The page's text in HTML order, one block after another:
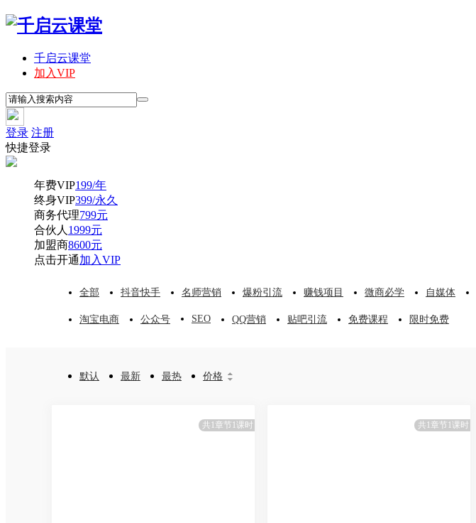
千启云课堂
加入VIP
登录 注册
快捷登录
年费VIP199/年
终身VIP399/永久
商务代理799元
合伙人 1999元
加盟商8600元
点击开通加入VIP
全部 抖音快手 名师营销 爆粉引流 赚钱项目 微商必学 自媒体
淘宝电商 公众号 SEO QQ营销 贴吧引流 免费课程 限时免费
默认 最新 最热 价格 

共1章节1课时 共1章节1课时